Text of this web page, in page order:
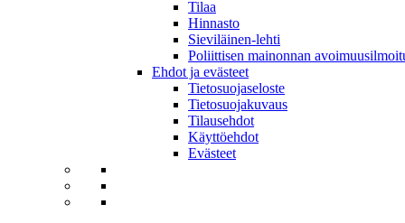
Tilaa
Hinnasto
Sieviläinen-lehti
Poliittisen mainonnan
Ehdot ja evästeet
Tietosuojaseloste
Tietosuojakuvaus
Tilausehdot
Käyttöehdot
Evästeet